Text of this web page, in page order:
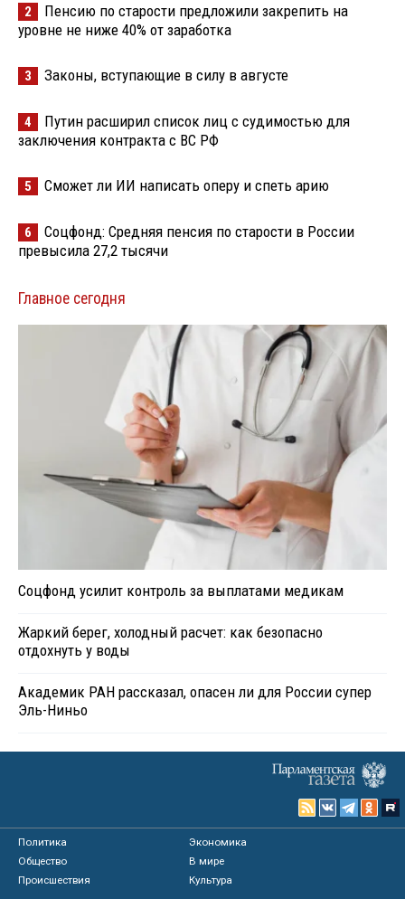
2
Пенсию по старости предложили закрепить на
уровне не ниже 40% от заработка
3 Законы, вступающие в силу в августе
4
Путин расширил список лиц с судимостью для
заключения контракта с ВС РФ
5 Сможет ли ИИ написать оперу и спеть арию
6
Соцфонд: Средняя пенсия по старости в России
превысила 27,2 тысячи
Главное сегодня
Соцфонд усилит контроль за выплатами медикам
Жаркий берег, холодный расчет: как безопасно
отдохнуть у воды
Академик РАН рассказал, опасен ли для России супер
Эль-Ниньо
Политика
Экономика
Общество
В мире
Происшествия
Культура